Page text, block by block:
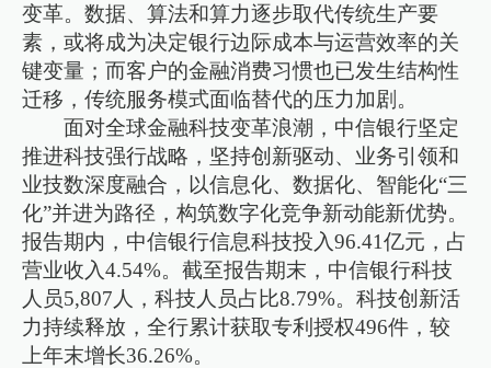
变革。数据、算法和算力逐步取代传统生产要
素，或将成为决定银行边际成本与运营效率的关
键变量；而客户的金融消费习惯也已发生结构性
迁移，传统服务模式面临替代的压力加剧。
面对全球金融科技变革浪潮，中信银行坚定
推进科技强行战略，坚持创新驱动、业务引领和
业技数深度融合，以信息化、数据化、智能化“三
化”并进为路径，构筑数字化竞争新动能新优势。
报告期内，中信银行信息科技投入96.41亿元，占
营业收入4.54%。截至报告期末，中信银行科技
人员5,807人，科技人员占比8.79%。科技创新活
力持续释放，全行累计获取专利授权496件，较
上年末增长36.26%。